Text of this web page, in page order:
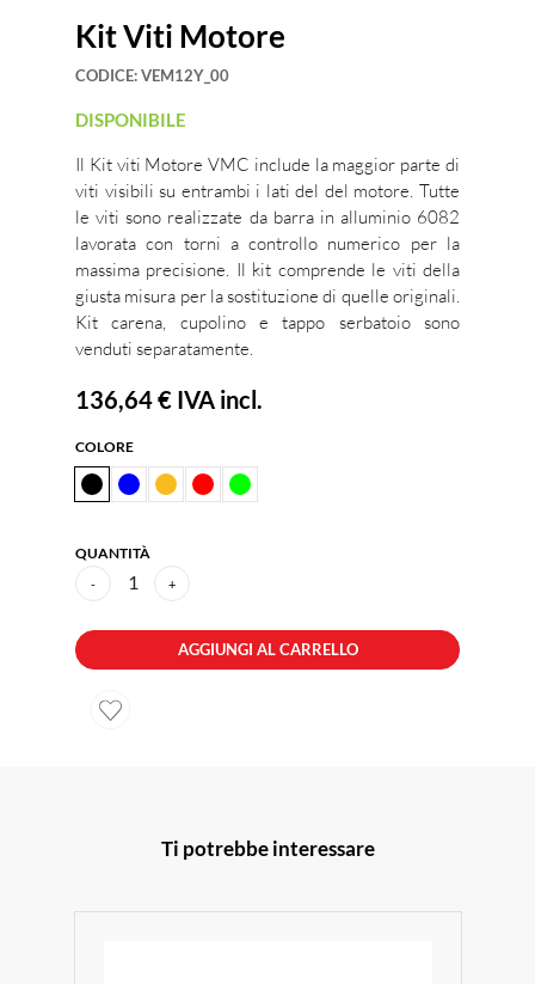
Kit Viti Motore
CODICE:VEM12Y_00
DISPONIBILE
Il Kit viti Motore VMC include la maggior parte di
viti visibili su entrambi i lati del del motore. Tutte
le viti sono realizzate da barra in alluminio 6082
lavorata con torni a controllo numerico per la
massima precisione. Il kit comprende le viti della
giusta misura per la sostituzione di quelle originali.
Kit carena, cupolino e tappo serbatoio sono
venduti separatamente.
136,64 € IVA incl.
COLORE
QUANTITÀ
- 1 +
AGGIUNGI AL CARRELLO
Ti potrebbe interessare